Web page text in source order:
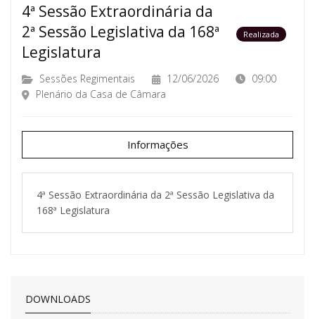
4ª Sessão Extraordinária da
2ª Sessão Legislativa da 168ª
Legislatura
Realizada
Sessões Regimentais 12/06/2026
09:00
Plenário da Casa de Câmara
Informações
4ª Sessão Extraordinária da 2ª Sessão Legislativa da
168ª Legislatura
DOWNLOADS